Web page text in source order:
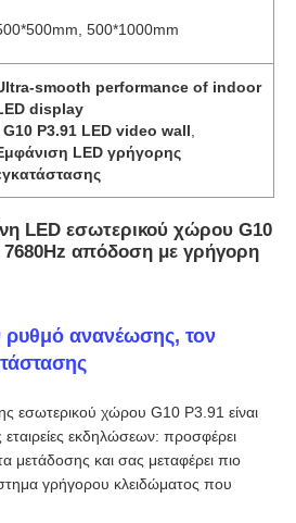
500*1000mm
smooth performance of indoor
display
,G10 P3.91 LED video wall
LED γρήγορης
LED εσωτερικού χώρου G10
απόδοση με γρήγορη
ρυθμό ανανέωσης, τον
εσωτερικού χώρου G10 P3.91 είναι
εταιρείες εκδηλώσεων: προσφέρει
μετάδοσης και σας μεταφέρει πιο
γρήγορου κλειδώματος που